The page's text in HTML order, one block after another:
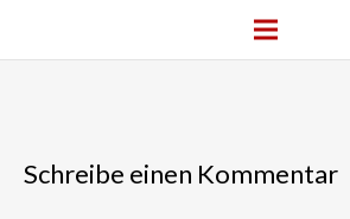
Schreibe einen Kommentar